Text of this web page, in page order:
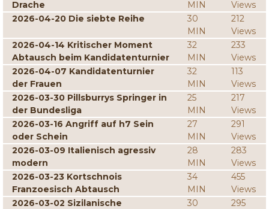
Drache
MIN
Views
2026-04-20 Die siebte Reihe
30
MIN
212
Views
2026-04-14 Kritischer Moment
Abtausch beim Kandidatenturnier
32
MIN
233
Views
2026-04-07 Kandidatenturnier
der Frauen
32
MIN
113
Views
2026-03-30 Pillsburrys Springer in
der Bundesliga
25
MIN
217
Views
2026-03-16 Angriff auf h7 Sein
oder Schein
27
MIN
291
Views
2026-03-09 Italienisch agressiv
modern
28
MIN
283
Views
2026-03-23 Kortschnois
Franzoesisch Abtausch
34
MIN
455
Views
2026-03-02 Sizilanische
30
295